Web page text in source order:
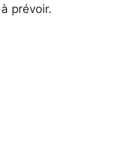
prévoir.